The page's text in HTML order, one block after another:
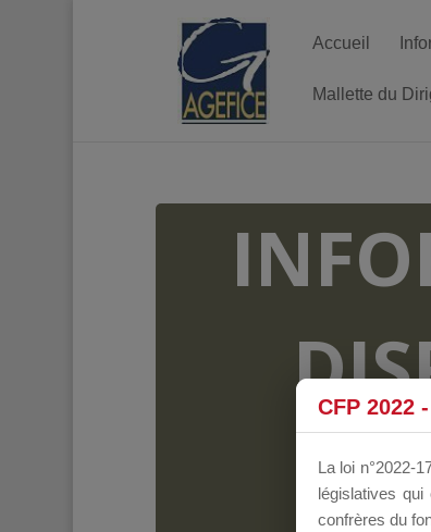
Accueil
Mallette du
CFP 2022
La loi n°2022-
législatives
confrères du